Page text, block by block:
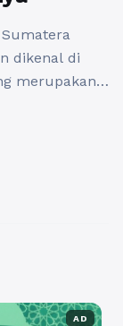
dikenal di
merupakan
visi dan
AD